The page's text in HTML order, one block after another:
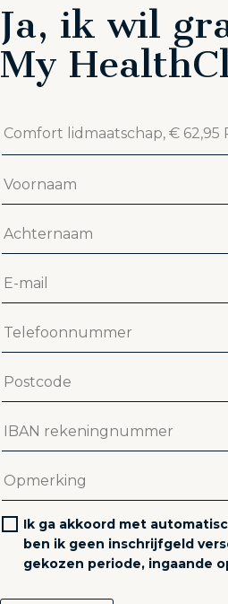
Ja, ik wil
My
Ik ga akkoord met
ben ik geen inschrijfgeld
gekozen periode, ingaande